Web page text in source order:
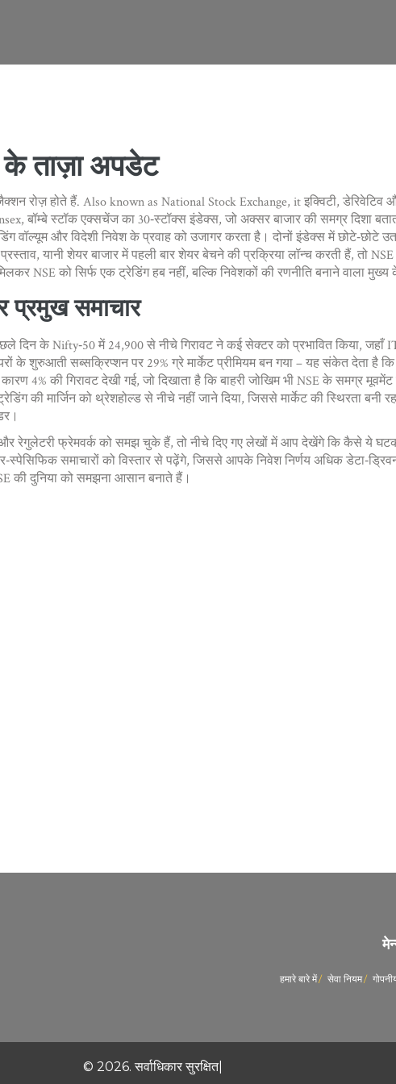
ताज़ा अपडेट
रोज़ होते हैं. Also known as National Stock Exchange, itइक्विटी, डेरिवेटिव
, बॉम्बे स्टॉक एक्सचेंज का 30‑स्टॉक्स इंडेक्स, जो अक्सर बाजार की समग्र दिशा
वॉल्यूम और विदेशी निवेश के प्रवाह को उजागर करता है। दोनों इंडेक्स में छोटे‑छोटे
यानी शेयर बाजार में पहली बार शेयर बेचने की प्रक्रियालॉन्च करती हैं, तो
NSE को सिर्फ एक ट्रेडिंग हब नहीं, बल्कि निवेशकों की रणनीति बनाने वाला मुख्य
समाचार
के Nifty‑50 में 24,900 से नीचे गिरावट ने कई सेक्टर को प्रभावित किया,
शुरुआती सब्सक्रिप्शन पर 29% ग्रे मार्केट प्रीमियम बन गया – यह संकेत देता है
4% की गिरावट देखी गई, जो दिखाता है कि बाहरी जोखिम भी NSE के समग्र
की मार्जिन को थ्रेशहोल्ड से नीचे नहीं जाने दिया, जिससे मार्केट की स्थिरता
फ्रेमवर्क को समझ चुके हैं, तो नीचे दिए गए लेखों में आप देखेंगे कि कैसे ये घटक
समाचारों को विस्तार से पढ़ेंगे, जिससे आपके निवेश निर्णय अधिक
की दुनिया को समझना आसान बनाते हैं।
हमारे बारे में सेवा नियम
© 2026. सर्वाधिकार सुरक्षित|